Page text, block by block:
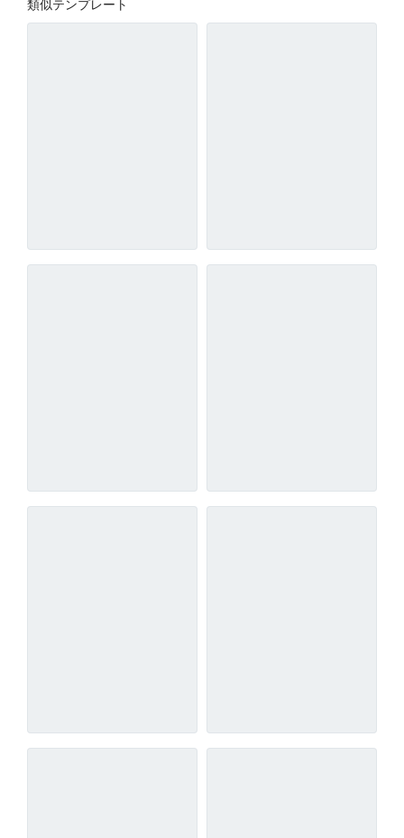
類似テンプレート